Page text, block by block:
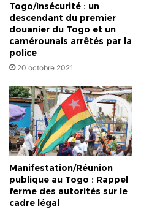
le
FCTD
Togo/Insécurité : un
descendant du premier
douanier du Togo et un
camérounais arrêtés par la
police
20 octobre 2021
Manifestation/Réunion
publique au Togo : Rappel
ferme des autorités sur le
cadre légal